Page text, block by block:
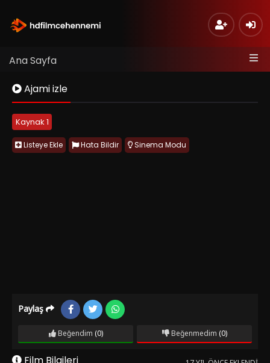
Ana Sayfa
Ajami izle
Kaynak 1
Listeye Ekle Hata Bildir Sinema Modu
Paylaş
Beğendim (0) Beğenmedim (0)
Film Bilgileri